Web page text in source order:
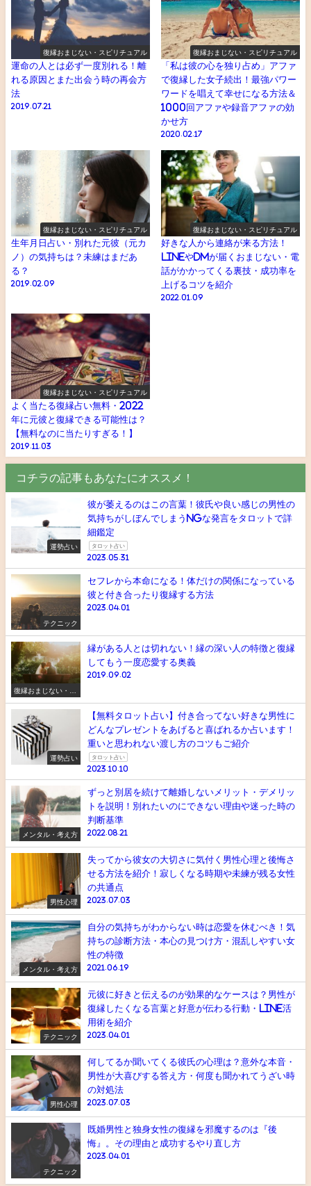
復縁おまじない・スピリチュアル
運命の人とは必ず一度別れる！離
れる原因とまた出会う時の再会方
法
2019.07.21
復縁おまじない・スピリチュアル
「私は彼の心を独り占め」アファ
で復縁した女子続出！最強パワー
ワードを唱えて幸せになる方法＆
1000回アファや録音アファの効
かせ方
2020.02.17
復縁おまじない・スピリチュアル
生年月日占い・別れた元彼（元カ
ノ）の気持ちは？未練はまだあ
る？
2019.02.09
復縁おまじない・スピリチュアル
好きな人から連絡が来る方法！
LINEやDMが届くおまじない・電
話がかかってくる裏技・成功率を
上げるコツを紹介
2022.01.09
復縁おまじない・スピリチュアル
よく当たる復縁占い無料・2022
年に元彼と復縁できる可能性は？
【無料なのに当たりすぎる！】
2019.11.03
コチラの記事もあなたにオススメ！
運勢占い
彼が萎えるのはこの言葉！彼氏や良い感じの男性の
気持ちがしぼんでしまうNGな発言をタロットで詳
細鑑定
タロット占い
2023.05.31
テクニック
セフレから本命になる！体だけの関係になっている
彼と付き合ったり復縁する方法
2023.04.01
復縁おまじない・ス
ピリチュアル
縁がある人とは切れない！縁の深い人の特徴と復縁
してもう一度恋愛する奥義
2019.09.02
運勢占い
【無料タロット占い】付き合ってない好きな男性に
どんなプレゼントをあげると喜ばれるか占います！
重いと思われない渡し方のコツもご紹介
タロット占い
2023.10.10
メンタル・考え方
ずっと別居を続けて離婚しないメリット・デメリッ
トを説明！別れたいのにできない理由や迷った時の
判断基準
2022.08.21
男性心理
失ってから彼女の大切さに気付く男性心理と後悔さ
せる方法を紹介！寂しくなる時期や未練が残る女性
の共通点
2023.07.03
メンタル・考え方
自分の気持ちがわからない時は恋愛を休むべき！気
持ちの診断方法・本心の見つけ方・混乱しやすい女
性の特徴
2021.06.19
テクニック
元彼に好きと伝えるのが効果的なケースは？男性が
復縁したくなる言葉と好意が伝わる行動・line活
用術を紹介
2023.04.01
男性心理
何してるか聞いてくる彼氏の心理は？意外な本音・
男性が大喜びする答え方・何度も聞かれてうざい時
の対処法
2023.07.03
テクニック
既婚男性と独身女性の復縁を邪魔するのは『後
悔』。その理由と成功するやり直し方
2023.04.01